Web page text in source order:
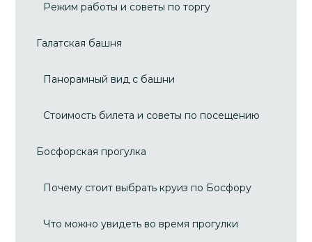
Режим работы и советы по торгу
Галатская башня
Панорамный вид с башни
Стоимость билета и советы по посещению
Босфорская прогулка
Почему стоит выбрать круиз по Босфору
Что можно увидеть во время прогулки